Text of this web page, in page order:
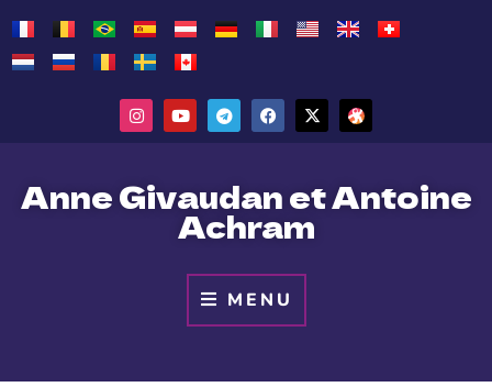
Anne Givaudan et Antoine
Achram
MENU